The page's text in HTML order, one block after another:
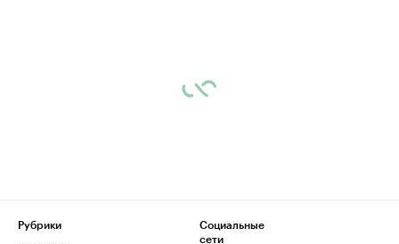
Рубрики
Социальные
сети